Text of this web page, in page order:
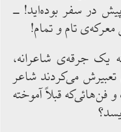
در سفر بوده‌اید! ــ
تام و تمام!
جرقه‌ی ‌شاعرانه،
تعبیرش می‌کردند شاعر
فن‌هائی‌که قبلاً آموخته